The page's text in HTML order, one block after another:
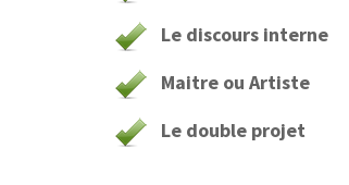
Le discours interne
Maitre ou Artiste
Le double projet